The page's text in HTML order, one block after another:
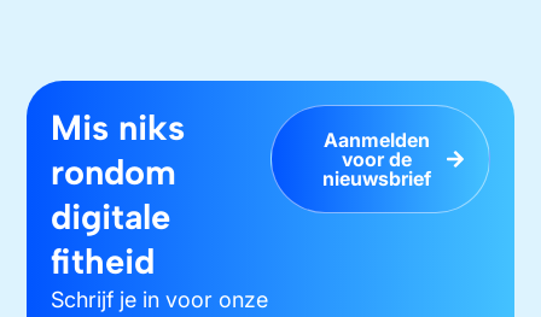
Mis niks
rondom
digitale
fitheid
Schrijf je in voor onze
Aanmelden
voor de
nieuwsbrief